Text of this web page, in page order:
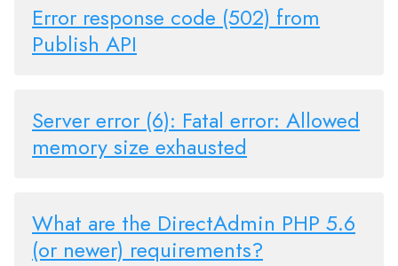
Error response code (502) from
Publish API
Server error (6): Fatal error: Allowed
memory size exhausted
What are the DirectAdmin PHP 5.6
(or newer) requirements?